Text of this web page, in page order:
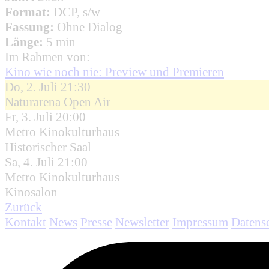
Format: DCP, s/w
Fassung: Ohne Dialog
Länge: 5 min
Im Rahmen von:
Kino wie noch nie: Preview und Premieren
Do, 2. Juli 21:30
Naturarena Open Air
Fr, 3. Juli 20:00
Metro Kinokulturhaus
Historischer Saal
Sa, 4. Juli 21:00
Metro Kinokulturhaus
Kinosalon
Zurück
Kontakt News Presse Newsletter Impressum